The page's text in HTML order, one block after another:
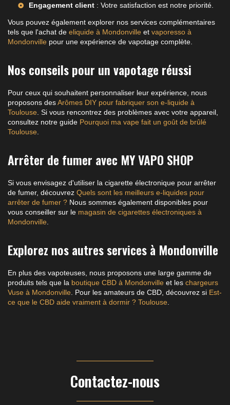
Engagement client : Votre satisfaction est notre priorité.
Vous pouvez également explorer nos services complémentaires
tels que l'achat de eliquide à Mondonville et vaporesso à
Mondonville pour une expérience de vapotage complète.
Nos conseils pour un vapotage réussi
Pour ceux qui souhaitent personnaliser leur expérience, nous
proposons desArômes DIY pour fabriquer son e-liquide à
Toulouse . Si vous rencontrez des problèmes avec votre appareil,
consultez notre guide Pourquoi ma vape fait un goût de brûlé
Toulouse
Arrêter de fumer avec MY VAPO SHOP
Si vous envisagez d'utiliser la cigarette électronique pour arrêter
de fumer, découvrez Quels sont les meilleurs e-liquides pour
arrêter de fumer ? Nous sommes également disponibles pour
vous conseiller sur le magasin de cigarettes électroniques à
Mondonville
Explorez nos autres services à Mondonville
En plus des vapoteuses, nous proposons une large gamme de
produits tels que la boutique CBD à Mondonville et les chargeurs
Vuse à Mondonville . Pour les amateurs de CBD, découvrez si Est-
ce que le CBD aide vraiment à dormir ? Toulouse
Contactez-nous